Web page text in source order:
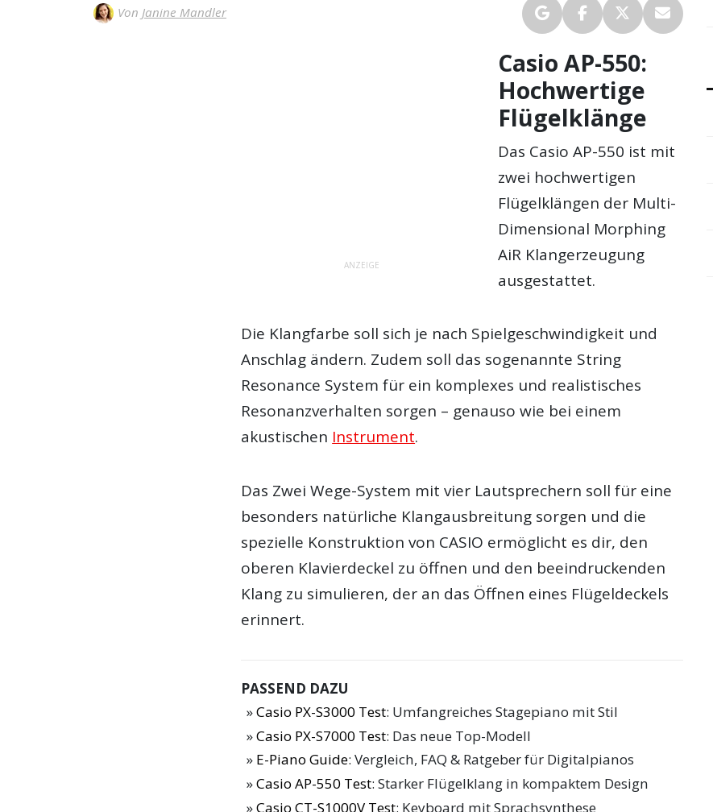
Von Janine Mandler
ANZEIGE
Casio AP-550:
Hochwertige
Flügelklänge
Das Casio AP-550 ist mit
zwei hochwertigen
Flügelklängen der Multi-
Dimensional Morphing
AiR Klangerzeugung
ausgestattet.
Die Klangfarbe soll sich je nach Spielgeschwindigkeit und
Anschlag ändern. Zudem soll das sogenannte String
Resonance System für ein komplexes und realistisches
Resonanzverhalten sorgen – genauso wie bei einem
akustischen Instrument.
Das Zwei Wege-System mit vier Lautsprechern soll für eine
besonders natürliche Klangausbreitung sorgen und die
spezielle Konstruktion von CASIO ermöglicht es dir, den
oberen Klavierdeckel zu öffnen und den beeindruckenden
Klang zu simulieren, der an das Öffnen eines Flügeldeckels
erinnert.
PASSEND DAZU
Casio PX-S3000 Test: Umfangreiches Stagepiano mit Stil
Casio PX-S7000 Test: Das neue Top-Modell
E-Piano Guide: Vergleich, FAQ & Ratgeber für Digitalpianos
Casio AP-550 Test: Starker Flügelklang in kompaktem Design
Casio CT-S1000V Test: Keyboard mit Sprachsynthese